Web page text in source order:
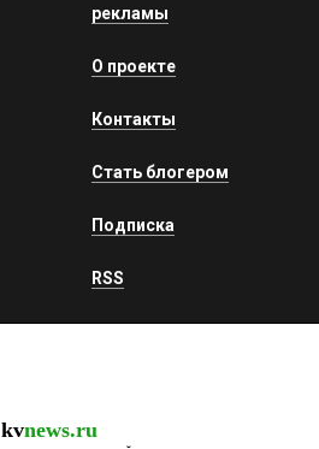
рекламы
О проекте
Контакты
Стать блогером
Подписка
RSS
kvnews.ru